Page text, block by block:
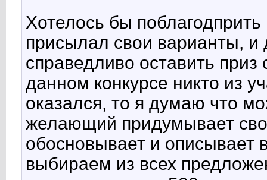
Хотелось бы
присылал свои варианты,
справедливо оставить
данном конкурсе никто из
оказался, то я думаю что
желающий придумывает
обосновывает и описывает
выбираем из всех